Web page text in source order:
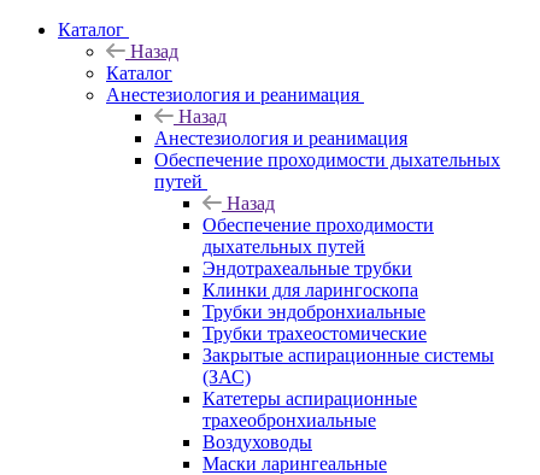
Каталог
Назад
Каталог
Анестезиология и реанимация
Назад
Анестезиология и реанимация
Обеспечение проходимости дыхательных
путей
Назад
Обеспечение проходимости
дыхательных путей
Эндотрахеальные трубки
Клинки для ларингоскопа
Трубки эндобронхиальные
Трубки трахеостомические
Закрытые аспирационные системы
(ЗАС)
Катетеры аспирационные
трахеобронхиальные
Воздуховоды
Маски ларингеальные